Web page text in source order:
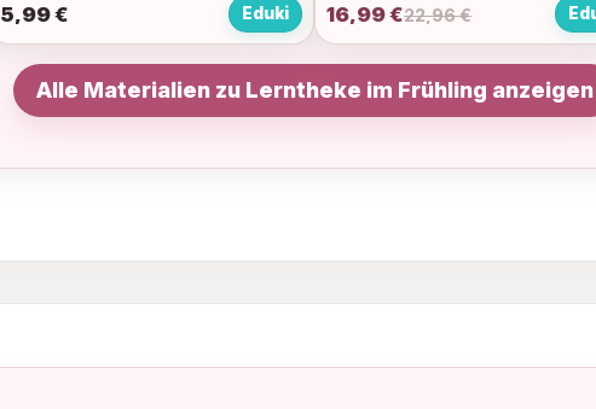
5,99€ Eduki 16,99 €22,96 €
Alle Materialien zu Lerntheke im Frühling anzeigen